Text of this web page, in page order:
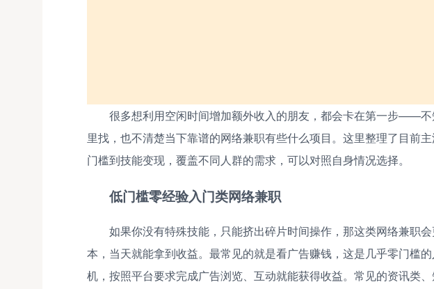
很多想利用空闲时间增加额外收入的朋友，都会卡在第一步——
里找，也不清楚当下靠谱的网络兼职有些什么项目。这里整理了目前
门槛到技能变现，覆盖不同人群的需求，可以对照自身情况选择。
低门槛零经验入门类网络兼职
如果你没有特殊技能，只能挤出碎片时间操作，那这类网络兼职
本，当天就能拿到收益。最常见的就是看广告赚钱，这是几乎零门槛
机，按照平台要求完成广告浏览、互动就能获得收益。常见的资讯类